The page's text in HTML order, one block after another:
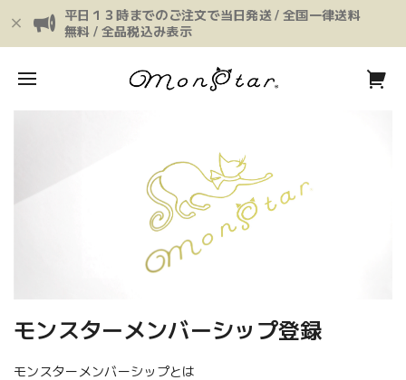
平日１３時までのご注文で当日発送 / 全国一律送料
無料 / 全品税込み表示
モンスターメンバーシップ登録
モンスターメンバーシップとは